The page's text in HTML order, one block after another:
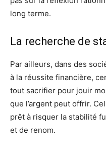
long terme.
La recherche de
Par ailleurs, dans des
à la réussite financière,
tout sacrifier pour jouir
que l’argent peut offrir.
prêt à risquer la stabilité
et de renom.